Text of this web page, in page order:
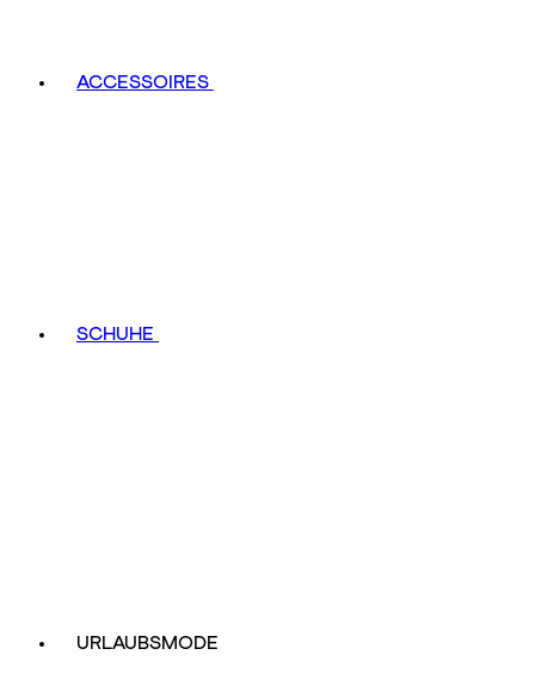
ACCESSOIRES
SCHUHE
URLAUBSMODE